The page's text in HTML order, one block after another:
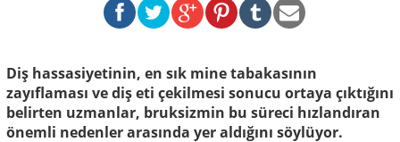
Diş hassasiyetinin, en sık mine tabakasının
zayıflaması ve diş eti çekilmesi sonucu ortaya çıktığını
belirten uzmanlar, bruksizmin bu süreci hızlandıran
önemli nedenler arasında yer aldığını söylüyor.